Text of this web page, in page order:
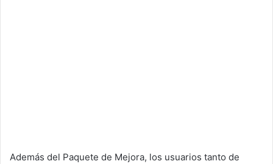
Además del Paquete de Mejora, los usuarios tanto de